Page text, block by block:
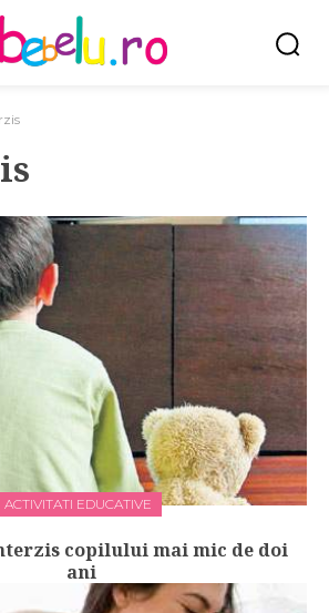
ACTIVITATI EDUCATIVE
copilului mai mic de doi
ani